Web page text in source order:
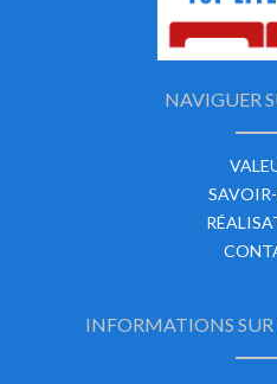
NAVIGUER
INFORMATIONS